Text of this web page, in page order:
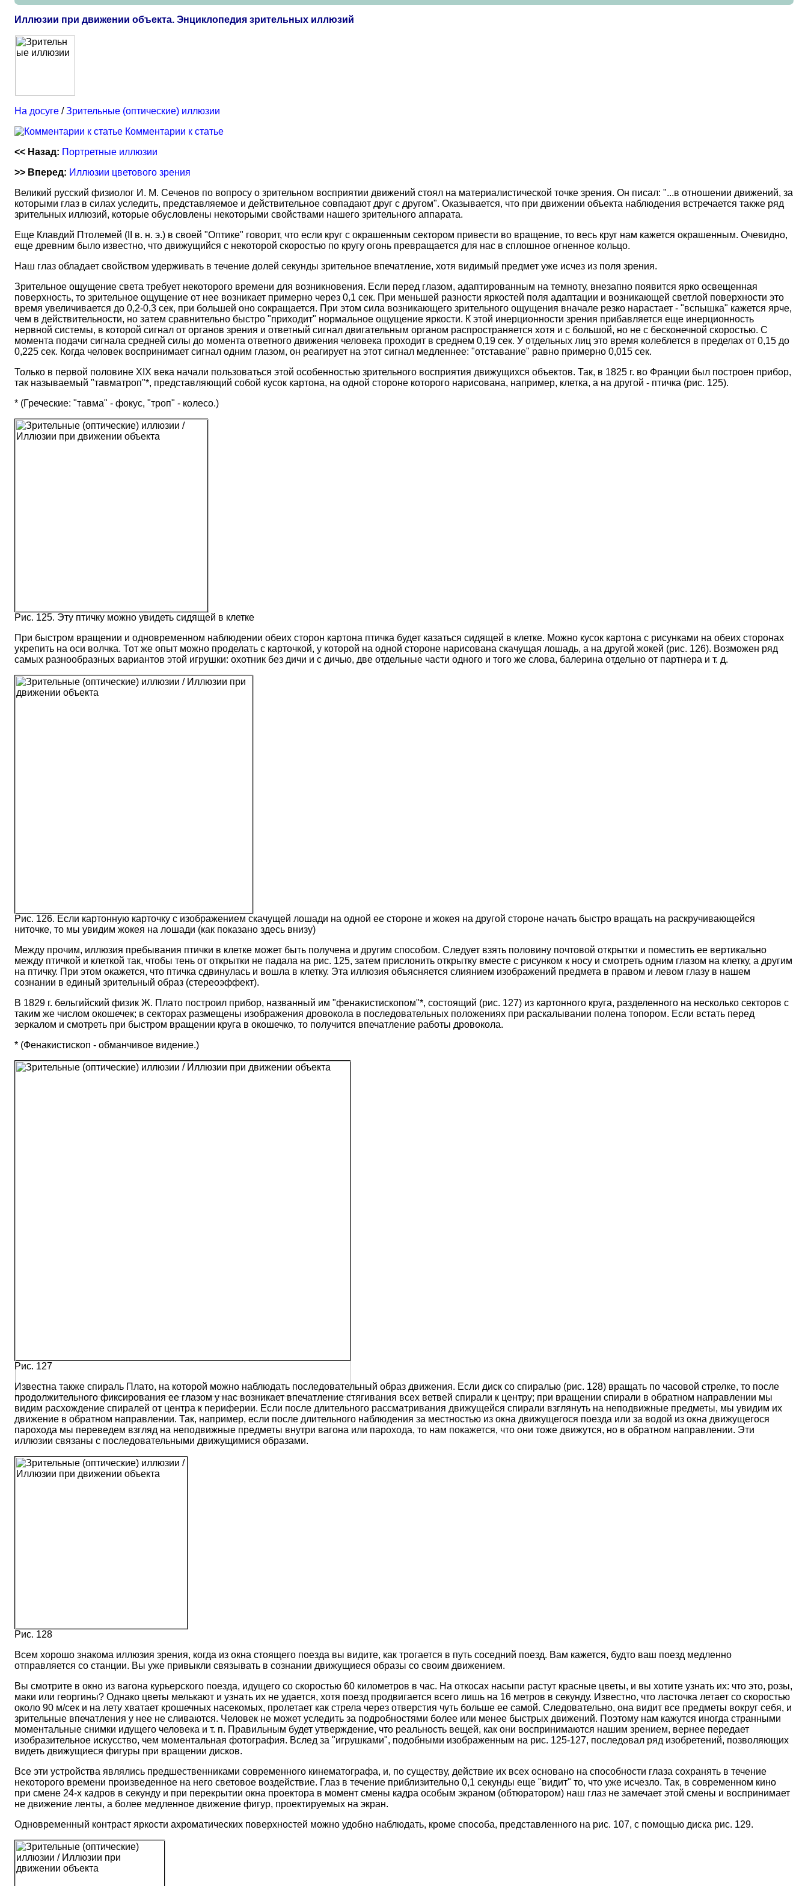
Иллюзии при движении объекта. Энциклопедия зрительных иллюзий
На досуге /Зрительные (оптические) иллюзии
Комментарии к статье
<< Назад: Портретные иллюзии
>> Вперед: Иллюзии цветового зрения
Великий русский физиолог И. М. Сеченов по вопросу о зрительном восприятии движений стоял на материалистической точке зрения. Он писал: "...в отношении движений, за
которыми глаз в силах уследить, представляемое и действительное совпадают друг с другом". Оказывается, что при движении объекта наблюдения встречается также ряд
зрительных иллюзий, которые обусловлены некоторыми свойствами нашего зрительного аппарата.
Еще Клавдий Птолемей (II в. н. э.) в своей "Оптике" говорит, что если круг с окрашенным сектором привести во вращение, то весь круг нам кажется окрашенным. Очевидно,
еще древним было известно, что движущийся с некоторой скоростью по кругу огонь превращается для нас в сплошное огненное кольцо.
Наш глаз обладает свойством удерживать в течение долей секунды зрительное впечатление, хотя видимый предмет уже исчез из поля зрения.
Зрительное ощущение света требует некоторого времени для возникновения. Если перед глазом, адаптированным на темноту, внезапно появится ярко освещенная
поверхность, то зрительное ощущение от нее возникает примерно через 0,1 сек. При меньшей разности яркостей поля адаптации и возникающей светлой поверхности это
время увеличивается до 0,2-0,3 сек, при большей оно сокращается. При этом сила возникающего зрительного ощущения вначале резко нарастает - "вспышка" кажется ярче,
чем в действительности, но затем сравнительно быстро "приходит" нормальное ощущение яркости. К этой инерционности зрения прибавляется еще инерционность
нервной системы, в которой сигнал от органов зрения и ответный сигнал двигательным органом распространяется хотя и с большой, но не с бесконечной скоростью. С
момента подачи сигнала средней силы до момента ответного движения человека проходит в среднем 0,19 сек. У отдельных лиц это время колеблется в пределах от 0,15 до
0,225 сек. Когда человек воспринимает сигнал одним глазом, он реагирует на этот сигнал медленнее: "отставание" равно примерно 0,015 сек.
Только в первой половине XIX века начали пользоваться этой особенностью зрительного восприятия движущихся объектов. Так, в 1825 г. во Франции был построен прибор,
так называемый "тавматроп"*, представляющий собой кусок картона, на одной стороне которого нарисована, например, клетка, а на другой - птичка (рис. 125).
* (Греческие: "тавма" - фокус, "троп" - колесо.)
Рис. 125. Эту птичку можно увидеть сидящей в клетке
При быстром вращении и одновременном наблюдении обеих сторон картона птичка будет казаться сидящей в клетке. Можно кусок картона с рисунками на обеих сторонах
укрепить на оси волчка. Тот же опыт можно проделать с карточкой, у которой на одной стороне нарисована скачущая лошадь, а на другой жокей (рис. 126). Возможен ряд
самых разнообразных вариантов этой игрушки: охотник без дичи и с дичью, две отдельные части одного и того же слова, балерина отдельно от партнера и т. д.
Рис. 126. Если картонную карточку с изображением скачущей лошади на одной ее стороне и жокея на другой стороне начать быстро вращать на раскручивающейся
ниточке, то мы увидим жокея на лошади (как показано здесь внизу)
Между прочим, иллюзия пребывания птички в клетке может быть получена и другим способом. Следует взять половину почтовой открытки и поместить ее вертикально
между птичкой и клеткой так, чтобы тень от открытки не падала на рис. 125, затем прислонить открытку вместе с рисунком к носу и смотреть одним глазом на клетку, а другим
на птичку. При этом окажется, что птичка сдвинулась и вошла в клетку. Эта иллюзия объясняется слиянием изображений предмета в правом и левом глазу в нашем
сознании в единый зрительный образ (стереоэффект).
В 1829 г. бельгийский физик Ж. Плато построил прибор, названный им "фенакистископом"*, состоящий (рис. 127) из картонного круга, разделенного на несколько секторов с
таким же числом окошечек; в секторах размещены изображения дровокола в последовательных положениях при раскалывании полена топором. Если встать перед
зеркалом и смотреть при быстром вращении круга в окошечко, то получится впечатление работы дровокола.
* (Фенакистископ - обманчивое видение.)
Рис. 127
Известна также спираль Плато, на которой можно наблюдать последовательный образ движения. Если диск со спиралью (рис. 128) вращать по часовой стрелке, то после
продолжительного фиксирования ее глазом у нас возникает впечатление стягивания всех ветвей спирали к центру; при вращении спирали в обратном направлении мы
видим расхождение спиралей от центра к периферии. Если после длительного рассматривания движущейся спирали взглянуть на неподвижные предметы, мы увидим их
движение в обратном направлении. Так, например, если после длительного наблюдения за местностью из окна движущегося поезда или за водой из окна движущегося
парохода мы переведем взгляд на неподвижные предметы внутри вагона или парохода, то нам покажется, что они тоже движутся, но в обратном направлении. Эти
иллюзии связаны с последовательными движущимися образами.
Рис. 128
Всем хорошо знакома иллюзия зрения, когда из окна стоящего поезда вы видите, как трогается в путь соседний поезд. Вам кажется, будто ваш поезд медленно
отправляется со станции. Вы уже привыкли связывать в сознании движущиеся образы со своим движением.
Вы смотрите в окно из вагона курьерского поезда, идущего со скоростью 60 километров в час. На откосах насыпи растут красные цветы, и вы хотите узнать их: что это, розы,
маки или георгины? Однако цветы мелькают и узнать их не удается, хотя поезд продвигается всего лишь на 16 метров в секунду. Известно, что ласточка летает со скоростью
около 90 м/сек и на лету хватает крошечных насекомых, пролетает как стрела через отверстия чуть больше ее самой. Следовательно, она видит все предметы вокруг себя, и
зрительные впечатления у нее не сливаются. Человек не может уследить за подробностями более или менее быстрых движений. Поэтому нам кажутся иногда странными
моментальные снимки идущего человека и т. п. Правильным будет утверждение, что реальность вещей, как они воспринимаются нашим зрением, вернее передает
изобразительное искусство, чем моментальная фотография. Вслед за "игрушками", подобными изображенным на рис. 125-127, последовал ряд изобретений, позволяющих
видеть движущиеся фигуры при вращении дисков.
Все эти устройства являлись предшественниками современного кинематографа, и, по существу, действие их всех основано на способности глаза сохранять в течение
некоторого времени произведенное на него световое воздействие. Глаз в течение приблизительно 0,1 секунды еще "видит" то, что уже исчезло. Так, в современном кино
при смене 24-х кадров в секунду и при перекрытии окна проектора в момент смены кадра особым экраном (обтюратором) наш глаз не замечает этой смены и воспринимает
не движение ленты, а более медленное движение фигур, проектируемых на экран.
Одновременный контраст яркости ахроматических поверхностей можно удобно наблюдать, кроме способа, представленного на рис. 107, с помощью диска рис. 129.